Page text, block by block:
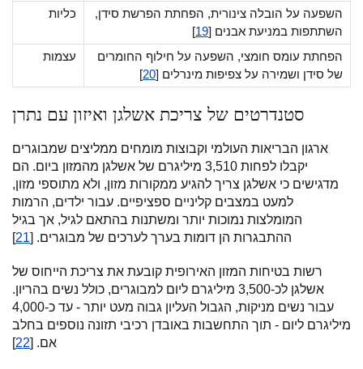
כליות
השפעה על הובלה צינורית, הפחתת הפרשת סידן,
השתתפות במניעת אבנים [19
]
עצמות
הפחתת עומס חומצי, השפעה על חילוף החומרים
של סידן ושמירה על צפיפות מינרלים [20
]
סטנדרטים של צריכת אשלגן ואיזון עם נתרן
ארגון הבריאות העולמי וקבוצות מומחים ממליצים שמבוגרים
יקבלו לפחות 3,510 מיליגרם של אשלגן מהמזון ביום. הם
מדגישים כי אשלגן צריך להגיע ממקורות מזון, ולא מתוספי מזון,
למעט במצבים קליניים ספציפיים. עבור ילדים, הרמות
המומלצות נמוכות יותר ומשתנות בהתאם לגיל, אך בגיל
ההתבגרות הן דומות בערך לערכים של מבוגרים. [21
]
רשות בטיחות המזון האירופית קובעת את צריכת הייחוס של
אשלגן לכ-3,500 מיליגרם ליום למבוגרים, כולל נשים בהריון.
עבור נשים מניקות, הגבול העליון גבוה מעט יותר - עד כ-4,000
מיליגרם ליום - תוך התחשבות באובדן רכיבי תזונה נוספים בחלב
אם. [22
]